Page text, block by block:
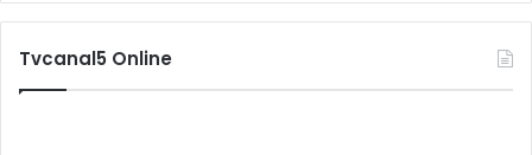
Tvcanal5 Online